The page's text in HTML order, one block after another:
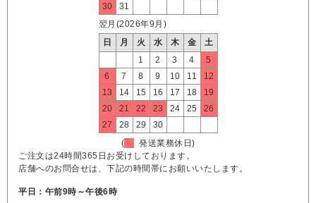
30
31
翌月(2026年9月)
日
月 火 水 木 金
土
1
2 3 4
5
6
7 8 9 10 11
12
13
14 15 16 17 18
19
20
21 22 23 24 25
26
27
28 29
30
(
発送業務休日)
ご注文は24時間365日お受けしております。
店舗へのお問合せは、下記の時間帯にお願いいたします。
平日：午前9時～午後6時